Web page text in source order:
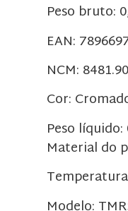
Peso bruto:
EAN:
NCM:
Cor:
Peso líquido:
Material do